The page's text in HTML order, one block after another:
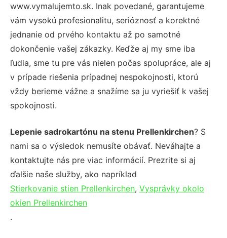
www.vymalujemto.sk. Inak povedané, garantujeme
vám vysokú profesionalitu, serióznosť a korektné
jednanie od prvého kontaktu až po samotné
dokončenie vašej zákazky. Keďže aj my sme iba
ľudia, sme tu pre vás nielen počas spolupráce, ale aj
v prípade riešenia prípadnej nespokojnosti, ktorú
vždy berieme vážne a snažíme sa ju vyriešiť k vašej
spokojnosti.
Lepenie sadrokartónu na stenu Prellenkirchen? S
nami sa o výsledok nemusíte obávať. Neváhajte a
kontaktujte nás pre viac informácií. Prezrite si aj
ďalšie naše služby, ako napríklad
Stierkovanie stien Prellenkirchen, Vysprávky okolo
okien Prellenkirchen
.